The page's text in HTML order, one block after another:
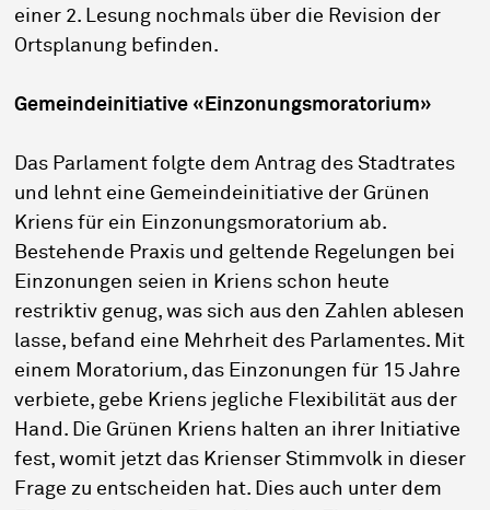
einer 2. Lesung nochmals über die Revision der
Ortsplanung befinden.
Gemeindeinitiative «Einzonungsmoratorium»
Das Parlament folgte dem Antrag des Stadtrates
und lehnt eine Gemeindeinitiative der Grünen
Kriens für ein Einzonungsmoratorium ab.
Bestehende Praxis und geltende Regelungen bei
Einzonungen seien in Kriens schon heute
restriktiv genug, was sich aus den Zahlen ablesen
lasse, befand eine Mehrheit des Parlamentes. Mit
einem Moratorium, das Einzonungen für 15 Jahre
verbiete, gebe Kriens jegliche Flexibilität aus der
Hand. Die Grünen Kriens halten an ihrer Initiative
fest, womit jetzt das Krienser Stimmvolk in dieser
Frage zu entscheiden hat. Dies auch unter dem